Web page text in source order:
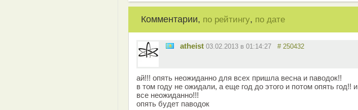
Комментарии, по рейтингу, по дате
atheist 03.02.2013 в 01:14:27 # 250432
ай!!! опять неожиданно для всех пришла весна и паводок!!
в том году не ожидали, а еще год до этого и потом опять год!! и
все неожиданно!!!
опять будет паводок